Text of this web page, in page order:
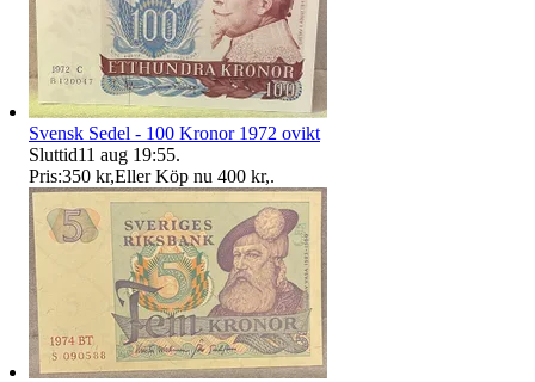
Svensk Sedel - 100 Kronor 1972 ovikt
Sluttid11 aug 19:55.
Pris:350 kr,Eller Köp nu 400 kr,.